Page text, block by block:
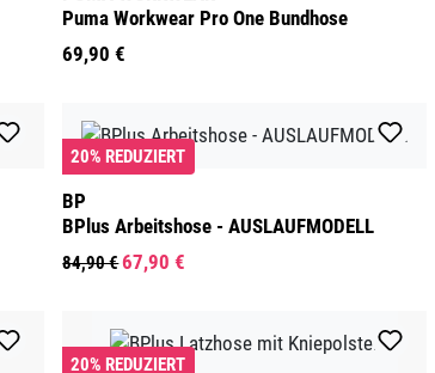
Puma Workwear Pro One Bundhose
69,90 €
20% REDUZIERT
BP
BPlus Arbeitshose - AUSLAUFMODELL
84,90 €67,90 €
20% REDUZIERT